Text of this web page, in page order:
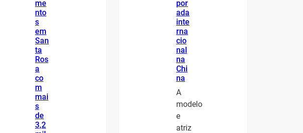
me
nto
s
em
San
ta
Ros
a
co
m
mai
s
de
3,2
por
ada
inte
rna
cio
nal
na
Chi
na
A
modelo
e
atriz